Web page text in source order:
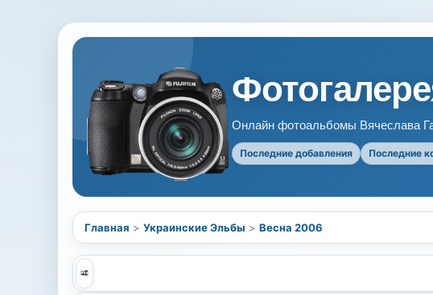
Онлайн фотоальбомы Вячеслава
Последние добавления Последние
Главная > Украинские Эльбы > Весна 2006